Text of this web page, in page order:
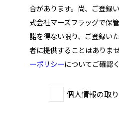
合があります。尚、ご登録
式会社マーズフラッグで保
諾を得ない限り、ご登録い
者に提供することはありま
ーポリシーについてご確認
個人情報の取